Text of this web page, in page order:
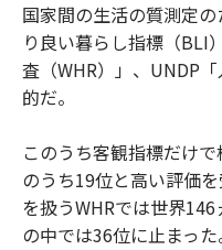
国家間の生活の質測定
り良い暮らし指標（BLI
査（WHR）」、UNDP
的だ。
このうち客観指標だけ
のうち19位と高い評価
を扱うWHRでは世界
の中では36位に止まった